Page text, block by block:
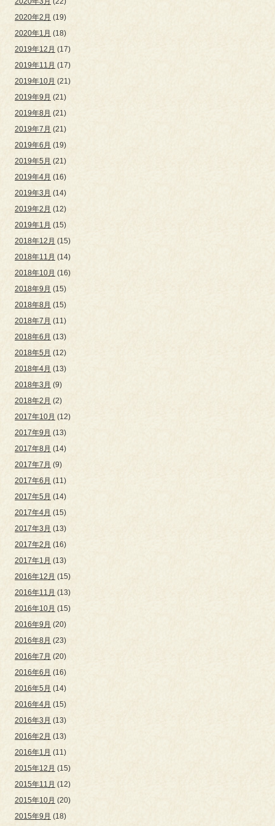
2020年2月 (19)
2020年1月 (18)
2019年12月 (17)
2019年11月 (17)
2019年10月 (21)
2019年9月 (21)
2019年8月 (21)
2019年7月 (21)
2019年6月 (19)
2019年5月 (21)
2019年4月 (16)
2019年3月 (14)
2019年2月 (12)
2019年1月 (15)
2018年12月 (15)
2018年11月 (14)
2018年10月 (16)
2018年9月 (15)
2018年8月 (15)
2018年7月 (11)
2018年6月 (13)
2018年5月 (12)
2018年4月 (13)
2018年3月 (9)
2018年2月 (2)
2017年10月 (12)
2017年9月 (13)
2017年8月 (14)
2017年7月 (9)
2017年6月 (11)
2017年5月 (14)
2017年4月 (15)
2017年3月 (13)
2017年2月 (16)
2017年1月 (13)
2016年12月 (15)
2016年11月 (13)
2016年10月 (15)
2016年9月 (20)
2016年8月 (23)
2016年7月 (20)
2016年6月 (16)
2016年5月 (14)
2016年4月 (15)
2016年3月 (13)
2016年2月 (13)
2016年1月 (11)
2015年12月 (15)
2015年11月 (12)
2015年10月 (20)
2015年9月 (18)